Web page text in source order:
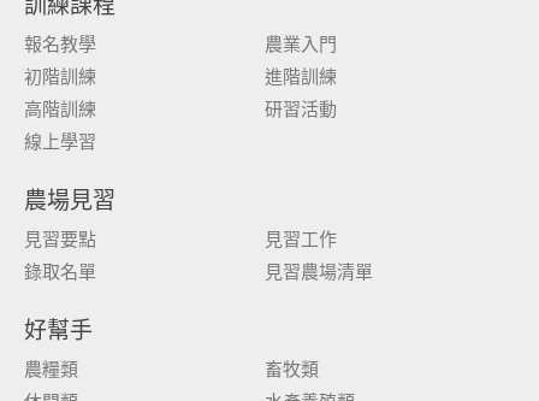
訓練課程
報名教學
農業入門
初階訓練
進階訓練
高階訓練
研習活動
線上學習
農場見習
見習要點
見習工作
錄取名單
見習農場清單
好幫手
農糧類
畜牧類